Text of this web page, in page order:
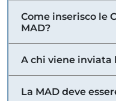
Come inserisco le
MAD?
A chi viene inviata
La MAD deve